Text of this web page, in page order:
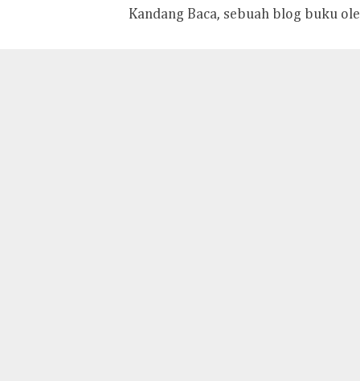
Kandang Baca, sebuah blog buku